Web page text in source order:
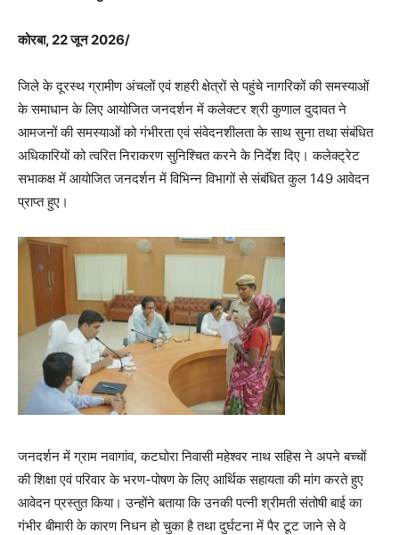
कोरबा, 22 जून 2026/
जिले के दूरस्थ ग्रामीण अंचलों एवं शहरी क्षेत्रों से पहुंचे नागरिकों की समस्याओं
के समाधान के लिए आयोजित जनदर्शन में कलेक्टर श्री कुणाल दुदावत ने
आमजनों की समस्याओं को गंभीरता एवं संवेदनशीलता के साथ सुना तथा संबंधित
अधिकारियों को त्वरित निराकरण सुनिश्चित करने के निर्देश दिए। कलेक्ट्रेट
सभाकक्ष में आयोजित जनदर्शन में विभिन्न विभागों से संबंधित कुल 149 आवेदन
प्राप्त हुए।
जनदर्शन में ग्राम नवागांव, कटघोरा निवासी महेश्वर नाथ सहिस ने अपने बच्चों
की शिक्षा एवं परिवार के भरण-पोषण के लिए आर्थिक सहायता की मांग करते हुए
आवेदन प्रस्तुत किया। उन्होंने बताया कि उनकी पत्नी श्रीमती संतोषी बाई का
गंभीर बीमारी के कारण निधन हो चुका है तथा दुर्घटना में पैर टूट जाने से वे